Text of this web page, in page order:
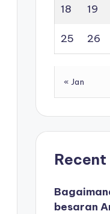
18 19
25 26
« Jan
besaran